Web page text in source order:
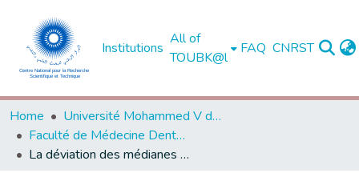
Institutions
All of
TOUBK@l
FAQ CNRST
Home
Université Mohammed V de Rabat
Faculté de Médecine Dentaire - Rabat
La déviation des médianes incisives : Diagnostic et traitement